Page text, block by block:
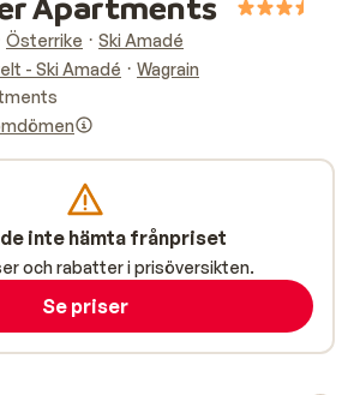
Österrike
Ski Amadé
- Ski Amadé
Wagrain
inte hämta frånpriset
och rabatter i prisöversikten.
Se priser